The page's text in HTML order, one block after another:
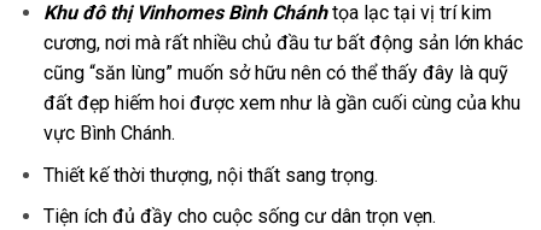
Khu đô thị Vinhomes Bình Chánhtọa lạc tại vị trí kim
cương, nơi mà rất nhiều chủ đầu tư bất động sản lớn khác
cũng “săn lùng” muốn sở hữu nên có thể thấy đây là quỹ
đất đẹp hiếm hoi được xem như là gần cuối cùng của khu
vực Bình Chánh.
Thiết kế thời thượng, nội thất sang trọng.
Tiện ích đủ đầy cho cuộc sống cư dân trọn vẹn.